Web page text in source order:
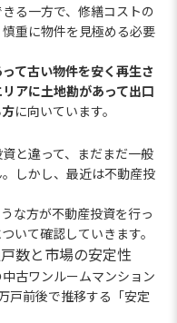
る一方で、修繕コストの
重に物件を見極める必要
て古い物件を安く再生さ
アに土地勘があって出口
に向いています。
と違って、まだまだ一般
しかし、最近は不動産投
な方が不動産投資を行っ
いて確認していきます。
数と市場の安定性
古ワンルームマンション
戸前後で推移する「安定